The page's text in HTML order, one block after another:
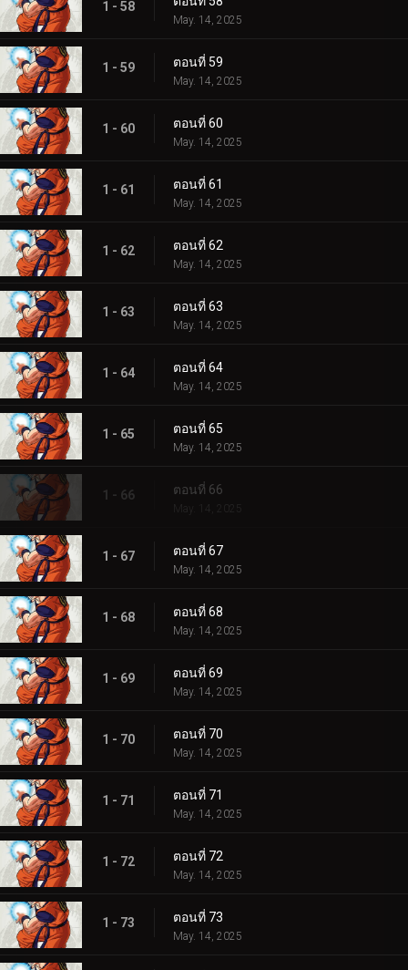
1 - 58
May. 14, 2025
1 - 59 ตอนที่ 59
May. 14, 2025
1 - 60 ตอนที่ 60
May. 14, 2025
1 - 61 ตอนที่ 61
May. 14, 2025
1 - 62 ตอนที่ 62
May. 14, 2025
1 - 63 ตอนที่ 63
May. 14, 2025
1 - 64 ตอนที่ 64
May. 14, 2025
1 - 65 ตอนที่ 65
May. 14, 2025
1 - 66 ตอนที่ 66
May. 14, 2025
1 - 67 ตอนที่ 67
May. 14, 2025
1 - 68 ตอนที่ 68
May. 14, 2025
1 - 69 ตอนที่ 69
May. 14, 2025
1 - 70 ตอนที่ 70
May. 14, 2025
1 - 71 ตอนที่ 71
May. 14, 2025
1 - 72 ตอนที่ 72
May. 14, 2025
1 - 73 ตอนที่ 73
May. 14, 2025